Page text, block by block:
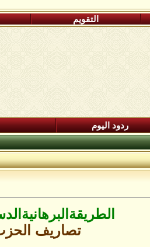
التقويم
ردود اليوم
الطريقة البرهانية
تصاريف الحزب